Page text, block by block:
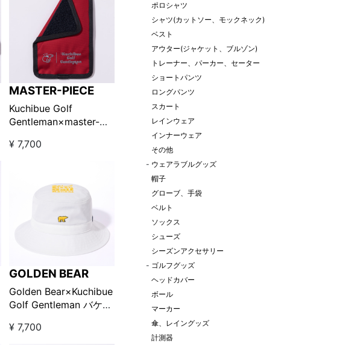
MASTER-PIECE
Kuchibue Golf
Gentleman×master-
チ Lサイズ レッド
¥ 7,700
GOLDEN BEAR
Golden Bear×Kuchibue
Golf Gentleman バケッ
【GO/LOOK!限定販売】
¥ 7,700
ポロシャツ
シャツ(カットソー、モックネック)
ベスト
アウター(ジャケット、ブルゾン)
トレーナー、パーカー、セーター
ショートパンツ
ロングパンツ
スカート
レインウェア
インナーウェア
その他
- ウェアラブルグッズ
帽子
グローブ、手袋
ベルト
ソックス
シューズ
シーズンアクセサリー
- ゴルフグッズ
ヘッドカバー
ボール
マーカー
傘、レイングッズ
計測器